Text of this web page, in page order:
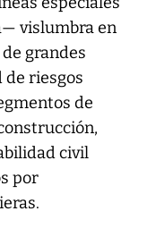
vislumbra en
grandes
riesgos
de
civil
por